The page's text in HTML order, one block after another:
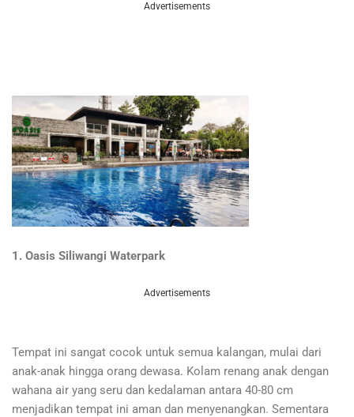
Advertisements
1. Oasis Siliwangi Waterpark
Advertisements
Tempat ini sangat cocok untuk semua kalangan, mulai dari
anak-anak hingga orang dewasa. Kolam renang anak dengan
wahana air yang seru dan kedalaman antara 40-80 cm
menjadikan tempat ini aman dan menyenangkan. Sementara